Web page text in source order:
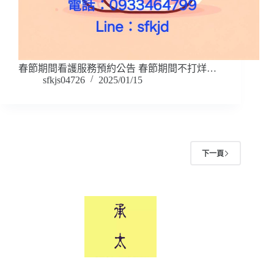
春節期間看護服務預約公告 春節期間不打烊…
sfkjs04726
2025/01/15
下一頁